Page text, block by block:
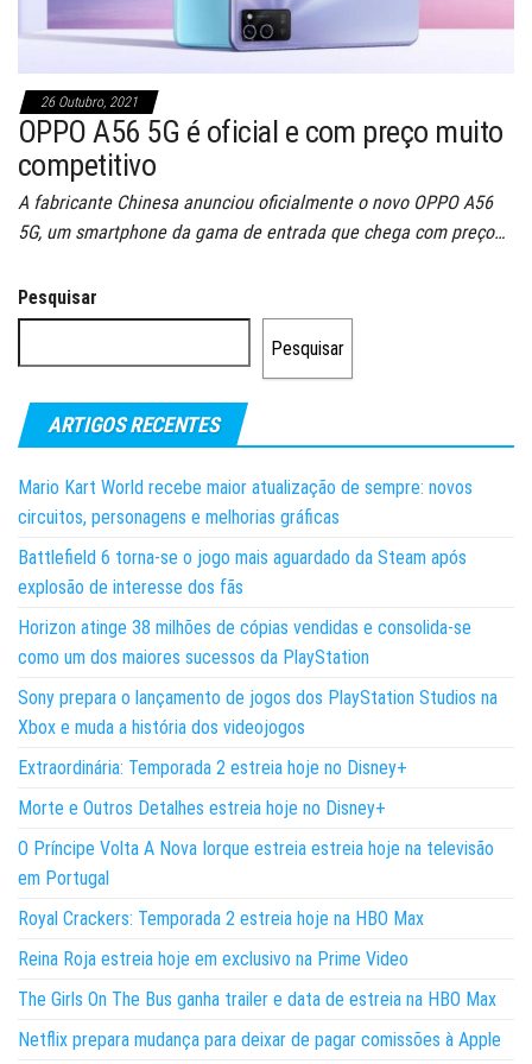
26 Outubro, 2021
OPPO A56 5G é oficial e com preço muito
competitivo
A fabricante Chinesa anunciou oficialmente o novo OPPO A56
5G, um smartphone da gama de entrada que chega com preço…
Pesquisar
Pesquisar
ARTIGOS RECENTES
Mario Kart World recebe maior atualização de sempre: novos
circuitos, personagens e melhorias gráficas
Battlefield 6 torna-se o jogo mais aguardado da Steam após
explosão de interesse dos fãs
Horizon atinge 38 milhões de cópias vendidas e consolida-se
como um dos maiores sucessos da PlayStation
Sony prepara o lançamento de jogos dos PlayStation Studios na
Xbox e muda a história dos videojogos
Extraordinária: Temporada 2 estreia hoje no Disney+
Morte e Outros Detalhes estreia hoje no Disney+
O Príncipe Volta A Nova Iorque estreia estreia hoje na televisão
em Portugal
Royal Crackers: Temporada 2 estreia hoje na HBO Max
Reina Roja estreia hoje em exclusivo na Prime Video
The Girls On The Bus ganha trailer e data de estreia na HBO Max
Netflix prepara mudança para deixar de pagar comissões à Apple